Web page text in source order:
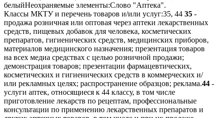
белыйНеохраняемые элементы:Слово "Аптека".
Классы МКТУ и перечень товаров и/или услуг:35, 44 35 -
продажа розничная или оптовая через аптеки лекарственных
средств, пищевых добавок для человека, косметических
препаратов, гигиенических средств, медицинских приборов,
материалов медицинского назначения; презентация товаров
на всех медиа средствах с целью розничной продажи;
демонстрация товаров; презентации фармацевтических,
косметических и гигиенических средств в коммерческих и/
или рекламных целях; распространение образцов; реклама.44 -
услуги аптек, относящиеся к 44 классу, в том числе
приготовление лекарств по рецептам, профессиональные
консультации по применению лекарственных препаратов и